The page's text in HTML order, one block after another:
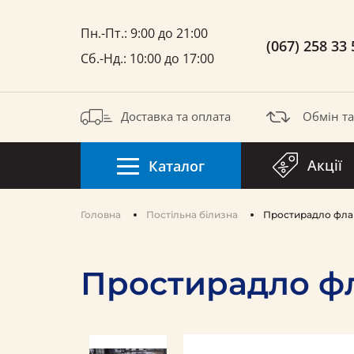
Пн.-Пт.: 9:00 до 21:00
Сб.-Нд.: 10:00 до 17:00
(067) 258 33
Доставка та оплата Обмін
Каталог Акції
Головна Постільна білизна Простирадло
Простирадло